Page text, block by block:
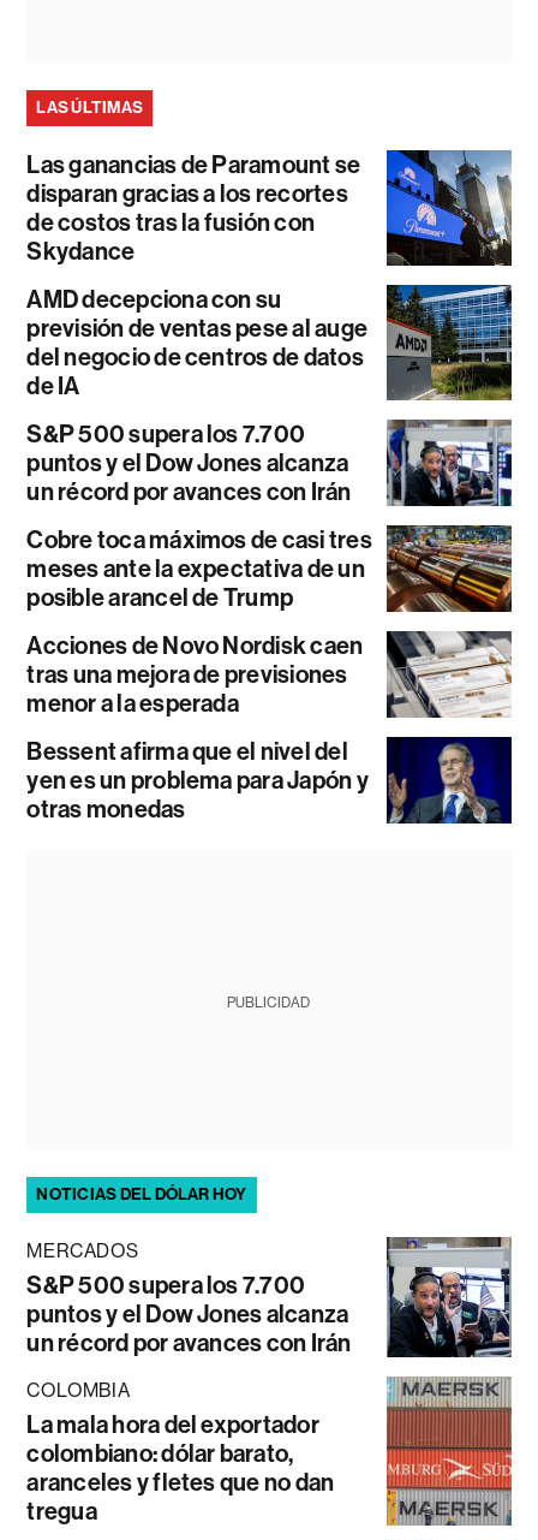
LAS ÚLTIMAS
Las ganancias de Paramount se
disparan gracias a los recortes
de costos tras la fusión con
Skydance
AMD decepciona con su
previsión de ventas pese al auge
del negocio de centros de datos
de IA
S&P 500 supera los 7.700
puntos y el Dow Jones alcanza
un récord por avances con Irán
Cobre toca máximos de casi tres
meses ante la expectativa de un
posible arancel de Trump
Acciones de Novo Nordisk caen
tras una mejora de previsiones
menor a la esperada
Bessent afirma que el nivel del
yen es un problema para Japón y
otras monedas
PUBLICIDAD
NOTICIAS DEL DÓLAR HOY
MERCADOS
S&P 500 supera los 7.700
puntos y el Dow Jones alcanza
un récord por avances con Irán
COLOMBIA
La mala hora del exportador
colombiano: dólar barato,
aranceles y fletes que no dan
tregua